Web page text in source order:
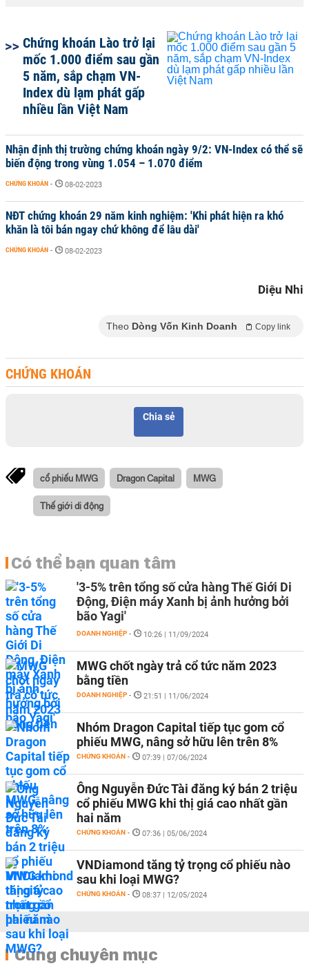
Chứng khoán Lào trở lại
mốc 1.000 điểm sau gần
5 năm, sắp chạm VN-
Index dù lạm phát gấp
nhiều lần Việt Nam
Nhận định thị trường chứng khoán ngày 9/2: VN-Index có thể sẽ
biến động trong vùng 1.054 – 1.070 điểm
CHỨNG KHOÁN - 08-02-2023
NĐT chứng khoán 29 năm kinh nghiệm: 'Khi phát hiện ra khó
khăn là tôi bán ngay chứ không để lâu dài'
CHỨNG KHOÁN - 08-02-2023
Diệu Nhi
Theo Dòng Vốn Kinh Doanh Copy link
CHỨNG KHOÁN
Chia sẻ
cổ phiếu MWG Dragon Capital MWG
Thế giới di động
Có thể bạn quan tâm
'3-5% trên tổng số cửa hàng Thế Giới Di
Động, Điện máy Xanh bị ảnh hưởng bởi
bão Yagi'
DOANH NGHIỆP - 10:26 | 11/09/2024
MWG chốt ngày trả cổ tức năm 2023
bằng tiền
DOANH NGHIỆP - 21:51 | 11/06/2024
Nhóm Dragon Capital tiếp tục gom cổ
phiếu MWG, nâng sở hữu lên trên 8%
CHỨNG KHOÁN - 07:39 | 07/06/2024
Ông Nguyễn Đức Tài đăng ký bán 2 triệu
cổ phiếu MWG khi thị giá cao nhất gần
hai năm
CHỨNG KHOÁN - 07:36 | 05/06/2024
VNDiamond tăng tỷ trọng cổ phiếu nào
sau khi loại MWG?
CHỨNG KHOÁN - 08:37 | 12/05/2024
Cùng chuyên mục